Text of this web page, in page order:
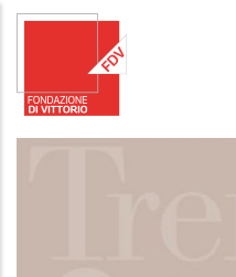
Salta
principale